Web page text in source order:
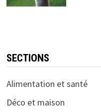
SECTIONS
Alimentation et santé
Déco et maison